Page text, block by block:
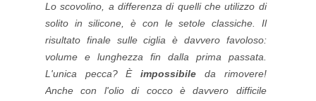
Lo scovolino, a differenza di quelli che utilizzo di
solito in silicone, è con le setole classiche. Il
risultato finale sulle ciglia è davvero favoloso:
volume e lunghezza fin dalla prima passata.
L'unica pecca? Èimpossibile da rimovere!
Anche con l'olio di cocco è davvero difficile